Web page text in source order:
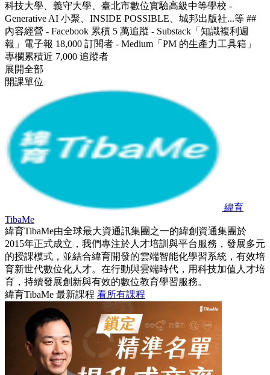
科技大學、義守大學、臺北市數位實驗高級中等學校 -
Generative AI 小聚、INSIDE POSSIBLE、城邦出版社...等 ##
內容經營 - Facebook 累積 5 萬追蹤 - Substack「知識複利週
報」電子報 18,000 訂閱者 - Medium「PM 的生產力工具箱」
專欄累積近 7,000 追蹤者
展開全部
開課單位
緯育
TibaMe
緯育TibaMe由全球最大資通訊集團之一的緯創資通集團於
2015年正式成立，我們專注於人才培訓與平台服務，發展多元
的授課模式，並結合緯育開發的雲端智能化學習系統，有效培
育新世代數位化人才。在行動與雲端時代，用科技加值人才培
育，持續發展創新與有效的數位教育學習服務。
緯育TibaMe 最新課程 看所有課程